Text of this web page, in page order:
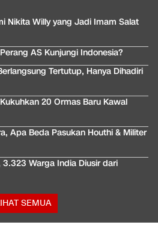
Nikita Willy yang Jadi Imam Salat
AS Kunjungi Indonesia?
Tertutup, Hanya Dihadiri
20 Ormas Baru Kawal
Apa Beda Pasukan Houthi & Militer
Warga India Diusir dari
SEMUA